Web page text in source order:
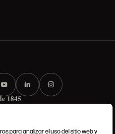
para analizar el uso del sitio web y